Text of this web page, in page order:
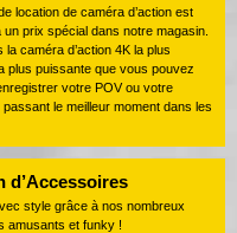
location de caméra d’action est
un prix spécial dans notre magasin.
la caméra d’action 4K la plus
plus puissante que vous pouvez
votre POV ou votre
passant le meilleur moment dans les
d’Accessoires
style grâce à nos nombreux
amusants et funky !